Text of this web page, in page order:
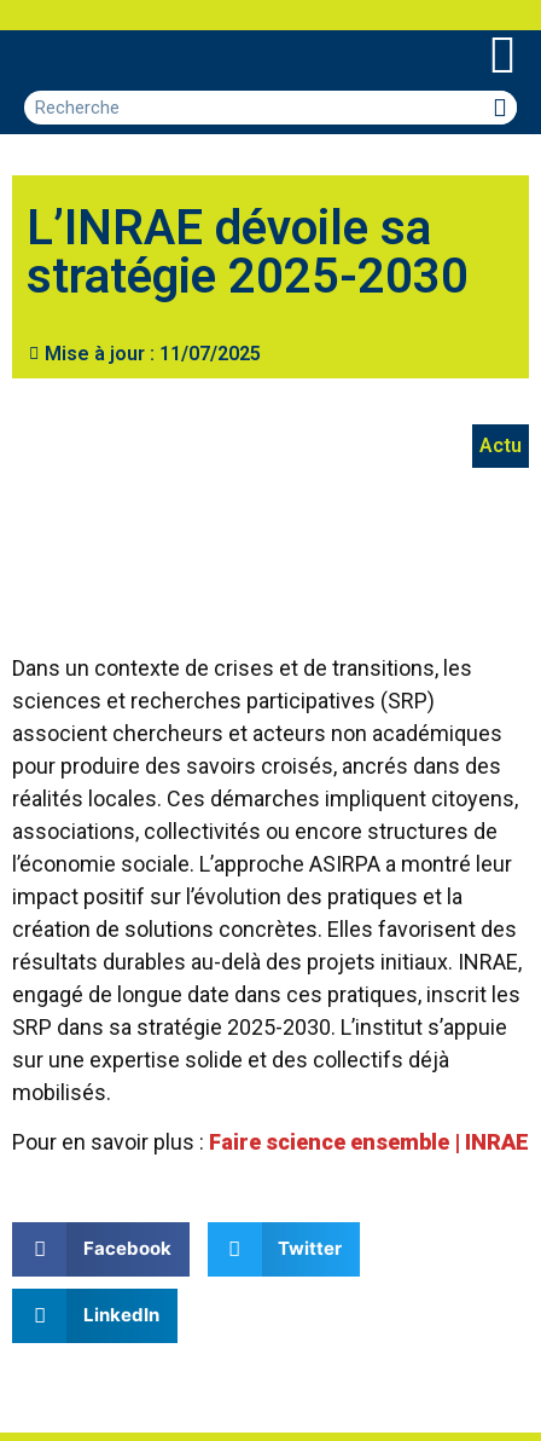
L’INRAE dévoile sa
stratégie 2025-2030
Mise à jour : 11/07/2025
Actu
Dans un contexte de crises et de transitions, les
sciences et recherches participatives (SRP)
associent chercheurs et acteurs non académiques
pour produire des savoirs croisés, ancrés dans des
réalités locales. Ces démarches impliquent citoyens,
associations, collectivités ou encore structures de
l’économie sociale. L’approche ASIRPA a montré leur
impact positif sur l’évolution des pratiques et la
création de solutions concrètes. Elles favorisent des
résultats durables au-delà des projets initiaux. INRAE,
engagé de longue date dans ces pratiques, inscrit les
SRP dans sa stratégie 2025-2030. L’institut s’appuie
sur une expertise solide et des collectifs déjà
mobilisés.
Pour en savoir plus : Faire science ensemble | INRAE
Facebook Twitter
LinkedIn